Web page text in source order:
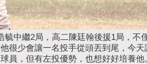
中繼2局，高二陳廷翰後援1局，不
很少會讓一名投手從頭丟到尾，今
員，但有左投優勢，也想好好培養他